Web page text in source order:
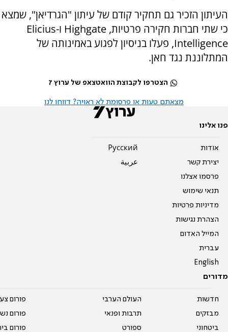
העיתון הזכיר גם תחקיר קודם של עיתון "הגרדיאן", שמצא
כי שתי חברות חקירה פרטיות, Highgate ו-Elicius
Intelligence, פעלו בניסיון לפגוע באמינותה של
המתלוננת נגד חאן.
הצטרפו לקבוצת הוואטצאפ של ערוץ 7
מצאתם טעות או פרסומת לא ראויה? דווחו לנו
פנו אלינו
אודות
יצירת קשר
פרסמו אצלנו
תנאי שימוש
מדיניות פרטיות
הצהרת נגישות
המייל האדום
עברית
English
Pусский
عربية
מדורים
חדשות
מבזקים
ביטחוני
העולם הערבי
תרבות ופנאי
ספורט
פורום
פורום
פורום